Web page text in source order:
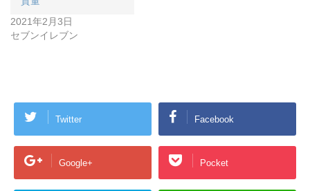
2021年2月3日
セブンイレブン
Twitter Facebook
Google+ Pocket